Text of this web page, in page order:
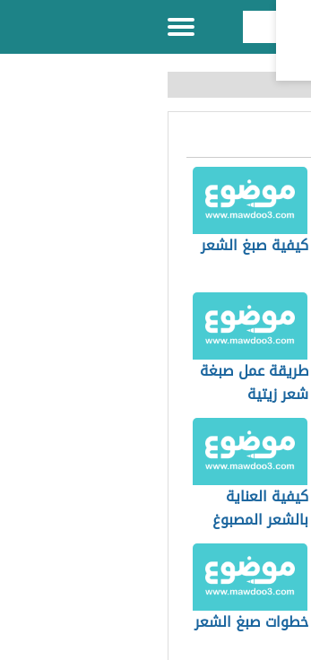
كيفية صبغ الشعر
طريقة عمل صبغة
شعر زيتية
كيفية العناية
بالشعر المصبوغ
بالأشقر
خطوات صبغ الشعر